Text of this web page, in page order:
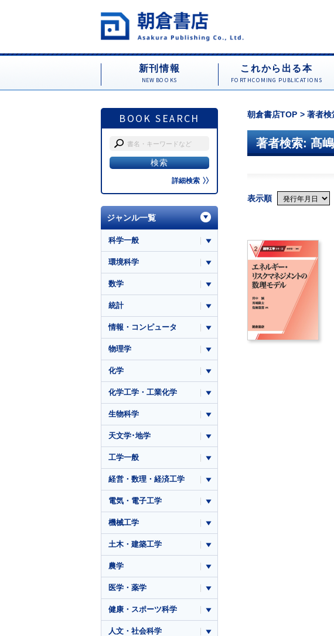
新刊情報
NEW BOOKS
これから出る本
FORTHCOMING PUBLICATIONS
BOOK SEARCH
詳細検索
朝倉書店TOP 著者検
著者検索: 髙
表示順
ジャンル一覧
科学一般
環境科学
数学
統計
情報・コンピュータ
物理学
化学
化学工学・工業化学
生物科学
天文学･地学
工学一般
経営・数理・経済工学
電気・電子工学
機械工学
土木・建築工学
農学
医学・薬学
健康・スポーツ科学
人文・社会科学